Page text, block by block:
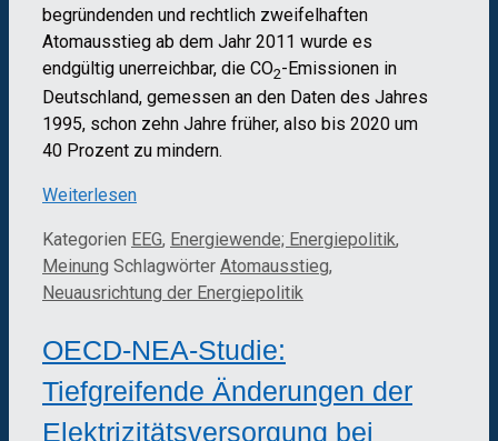
begründenden und rechtlich zweifelhaften
Atomausstieg ab dem Jahr 2011 wurde es
endgültig unerreichbar, die CO2-Emissionen in
Deutschland, gemessen an den Daten des Jahres
1995, schon zehn Jahre früher, also bis 2020 um
40 Prozent zu mindern.
Weiterlesen
Kategorien EEG, Energiewende; Energiepolitik,
Meinung Schlagwörter Atomausstieg,
Neuausrichtung der Energiepolitik
OECD-NEA-Studie:
Tiefgreifende Änderungen der
Elektrizitätsversorgung bei